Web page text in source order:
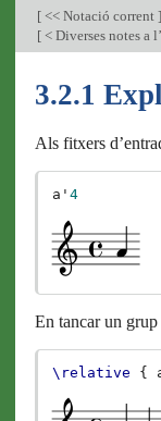
[ << Notació corrent ]
[ < Diverses notes a
3.2.1
Als fitxers
a'4
En tancar un grup
\relative {